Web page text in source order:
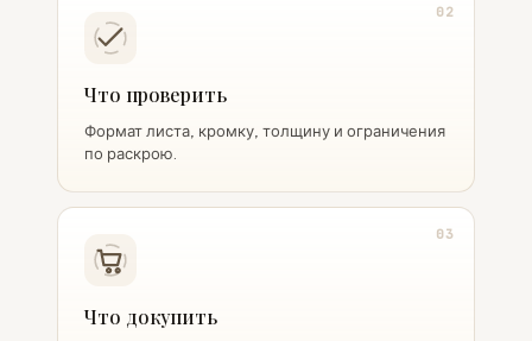
02
Что проверить
Формат листа, кромку, толщину и ограничения
по раскрою.
03
Что докупить